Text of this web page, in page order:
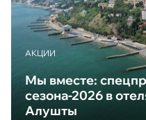
АКЦИИ
Мы вместе:
сезона-2026 в
Алушты